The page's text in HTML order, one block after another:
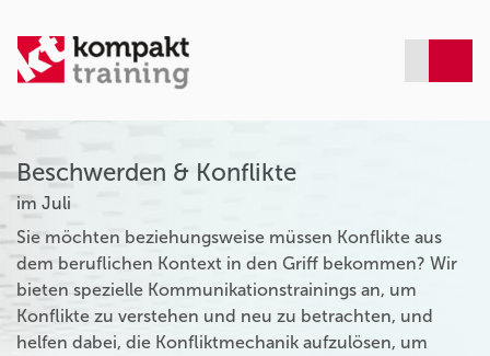
Beschwerden & Konflikte
im Juli
Sie möchten beziehungsweise müssen Konflikte aus
dem beruflichen Kontext in den Griff bekommen? Wir
bieten spezielle Kommunikationstrainings an, um
Konflikte zu verstehen und neu zu betrachten, und
helfen dabei, die Konfliktmechanik aufzulösen, um